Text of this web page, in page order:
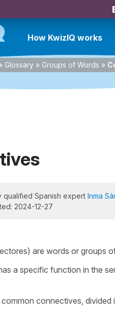
How KwizIQ works
Glossary » Groups of Words »
qualified Spanish expert Inma
2024-12-27
are words or groups
a specific function in the
connectives,